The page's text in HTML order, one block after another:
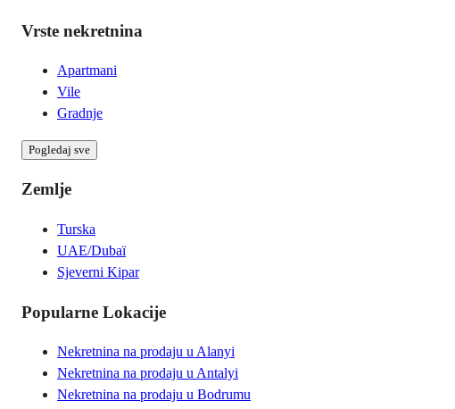
Vrste nekretnina
Apartmani
Vile
Gradnje
Pogledaj sve
Zemlje
Turska
UAE/Dubaï
Sjeverni Kipar
Popularne Lokacije
Nekretnina na prodaju u Alanyi
Nekretnina na prodaju u Antalyi
Nekretnina na prodaju u Bodrumu